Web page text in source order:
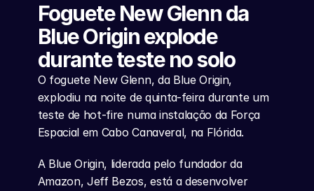
Foguete New Glenn da
Blue Origin explode
durante teste no solo
O foguete New Glenn, da Blue Origin,
explodiu na noite de quinta-feira durante um
teste de hot-fire numa instalação da Força
Espacial em Cabo Canaveral, na Flórida.
A Blue Origin, liderada pelo fundador da
Amazon, Jeff Bezos, está a desenvolver